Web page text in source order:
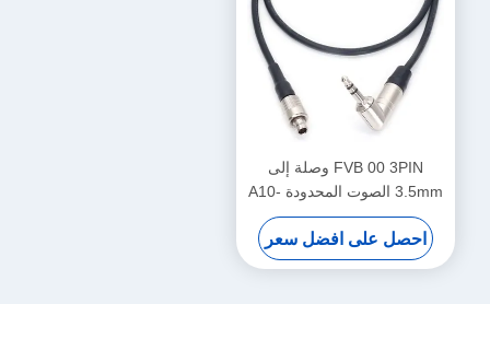
FVB 00 3PIN وصلة إلى
3.5mm الصوت المحدودة A10-
TX كابل رمز الوقت
احصل على افضل سعر